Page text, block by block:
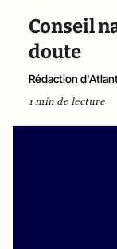
Conseil
doute
Rédaction
1 min de lecture